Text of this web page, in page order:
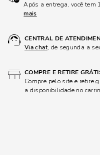
Após a entrega, você tem
mais
CENTRAL DE
Via chat, de segunda a
COMPRE E RETIRE
Compre pelo site e retire
a disponibilidade no